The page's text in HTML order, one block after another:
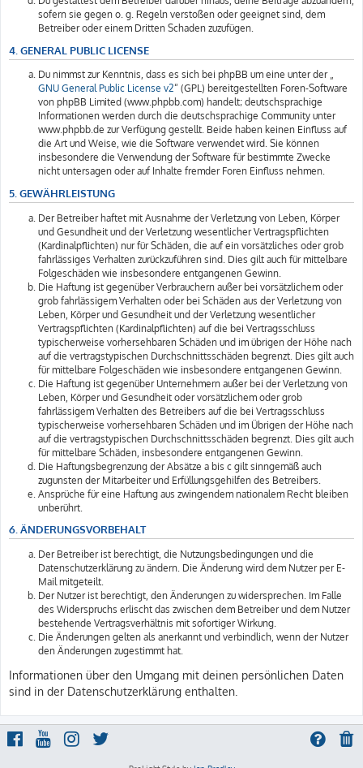
sofern sie gegen o. g. Regeln verstoßen oder geeignet sind, dem
Betreiber oder einem Dritten Schaden zuzufügen.
4. GENERAL PUBLIC LICENSE
Du nimmst zur Kenntnis, dass es sich bei phpBB um eine unter der „
GNU General Public License v2“ (GPL) bereitgestellten Foren-Software
von phpBB Limited (www.phpbb.com) handelt; deutschsprachige
Informationen werden durch die deutschsprachige Community unter
www.phpbb.de zur Verfügung gestellt. Beide haben keinen Einfluss auf
die Art und Weise, wie die Software verwendet wird. Sie können
insbesondere die Verwendung der Software für bestimmte Zwecke
nicht untersagen oder auf Inhalte fremder Foren Einfluss nehmen.
5. GEWÄHRLEISTUNG
Der Betreiber haftet mit Ausnahme der Verletzung von Leben, Körper
und Gesundheit und der Verletzung wesentlicher Vertragspflichten
(Kardinalpflichten) nur für Schäden, die auf ein vorsätzliches oder grob
fahrlässiges Verhalten zurückzuführen sind. Dies gilt auch für mittelbare
Folgeschäden wie insbesondere entgangenen Gewinn.
Die Haftung ist gegenüber Verbrauchern außer bei vorsätzlichem oder
grob fahrlässigem Verhalten oder bei Schäden aus der Verletzung von
Leben, Körper und Gesundheit und der Verletzung wesentlicher
Vertragspflichten (Kardinalpflichten) auf die bei Vertragsschluss
typischerweise vorhersehbaren Schäden und im übrigen der Höhe nach
auf die vertragstypischen Durchschnittsschäden begrenzt. Dies gilt auch
für mittelbare Folgeschäden wie insbesondere entgangenen Gewinn.
Die Haftung ist gegenüber Unternehmern außer bei der Verletzung von
Leben, Körper und Gesundheit oder vorsätzlichem oder grob
fahrlässigem Verhalten des Betreibers auf die bei Vertragsschluss
typischerweise vorhersehbaren Schäden und im Übrigen der Höhe nach
auf die vertragstypischen Durchschnittsschäden begrenzt. Dies gilt auch
für mittelbare Schäden, insbesondere entgangenen Gewinn.
Die Haftungsbegrenzung der Absätze a bis c gilt sinngemäß auch
zugunsten der Mitarbeiter und Erfüllungsgehilfen des Betreibers.
Ansprüche für eine Haftung aus zwingendem nationalem Recht bleiben
unberührt.
6. ÄNDERUNGSVORBEHALT
Der Betreiber ist berechtigt, die Nutzungsbedingungen und die
Datenschutzerklärung zu ändern. Die Änderung wird dem Nutzer per E-
Mail mitgeteilt.
Der Nutzer ist berechtigt, den Änderungen zu widersprechen. Im Falle
des Widerspruchs erlischt das zwischen dem Betreiber und dem Nutzer
bestehende Vertragsverhältnis mit sofortiger Wirkung.
Die Änderungen gelten als anerkannt und verbindlich, wenn der Nutzer
den Änderungen zugestimmt hat.
Informationen über den Umgang mit deinen persönlichen Daten
sind in der Datenschutzerklärung enthalten.